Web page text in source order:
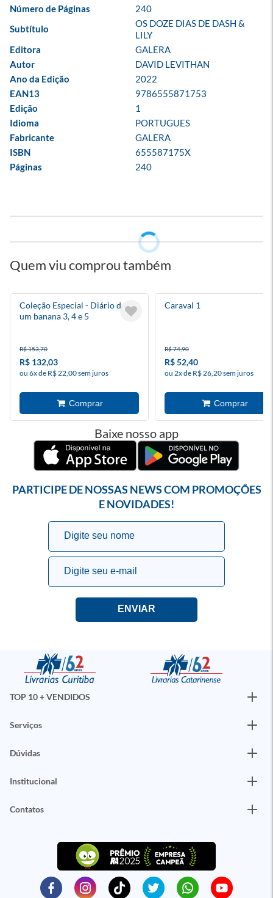
Número de Páginas
240
Subtítulo
OS DOZE DIAS DE DASH &
LILY
Editora
GALERA
Autor
DAVID LEVITHAN
Ano da Edição
2022
EAN13
9786555871753
Edição
1
Idioma
PORTUGUES
Fabricante
GALERA
ISBN
655587175X
Páginas
240
Quem viu comprou também
Coleção Especial - Diário de
um banana 3, 4 e 5
R$ 153,70
R$ 132,03
ou 6x de R$ 22,00 sem juros
Caraval 1
R$ 74,90
R$ 52,40
ou 2x de R$ 26,20 sem juros
Baixe nosso app
PARTICIPE DE NOSSAS NEWS COM PROMOÇÕES
E NOVIDADES!
TOP 10 + VENDIDOS
Serviços
Dúvidas
Institucional
Contatos